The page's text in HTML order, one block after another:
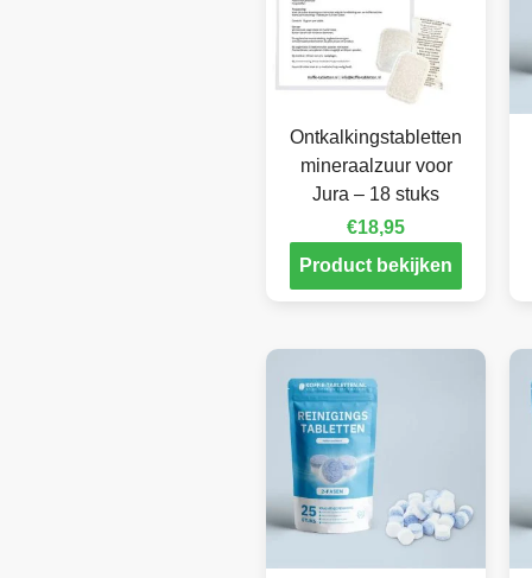
Ontkalkingstabletten
mineraalzuur voor
Jura – 18 stuks
€18,95
Product bekijken